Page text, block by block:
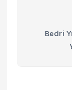
Bedri